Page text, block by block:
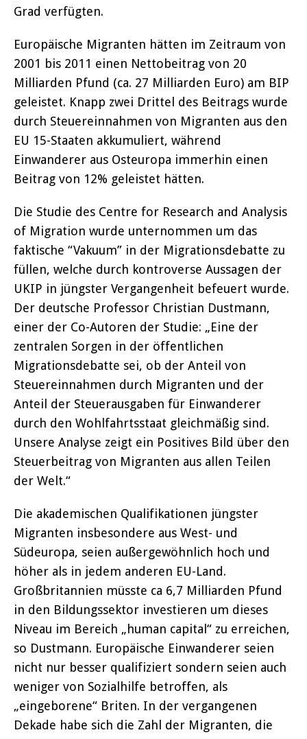
Grad verfügten.
Europäische Migranten hätten im Zeitraum von
2001 bis 2011 einen Nettobeitrag von 20
Milliarden Pfund (ca. 27 Milliarden Euro) am BIP
geleistet. Knapp zwei Drittel des Beitrags wurde
durch Steuereinnahmen von Migranten aus den
EU 15-Staaten akkumuliert, während
Einwanderer aus Osteuropa immerhin einen
Beitrag von 12% geleistet hätten.
Die Studie des Centre for Research and Analysis
of Migration wurde unternommen um das
faktische “Vakuum” in der Migrationsdebatte zu
füllen, welche durch kontroverse Aussagen der
UKIP in jüngster Vergangenheit befeuert wurde.
Der deutsche Professor Christian Dustmann,
einer der Co-Autoren der Studie: „Eine der
zentralen Sorgen in der öffentlichen
Migrationsdebatte sei, ob der Anteil von
Steuereinnahmen durch Migranten und der
Anteil der Steuerausgaben für Einwanderer
durch den Wohlfahrtsstaat gleichmäßig sind.
Unsere Analyse zeigt ein Positives Bild über den
Steuerbeitrag von Migranten aus allen Teilen
der Welt.“
Die akademischen Qualifikationen jüngster
Migranten insbesondere aus West- und
Südeuropa, seien außergewöhnlich hoch und
höher als in jedem anderen EU-Land.
Großbritannien müsste ca 6,7 Milliarden Pfund
in den Bildungssektor investieren um dieses
Niveau im Bereich „human capital“ zu erreichen,
so Dustmann. Europäische Einwanderer seien
nicht nur besser qualifiziert sondern seien auch
weniger von Sozialhilfe betroffen, als
„eingeborene“ Briten. In der vergangenen
Dekade habe sich die Zahl der Migranten, die